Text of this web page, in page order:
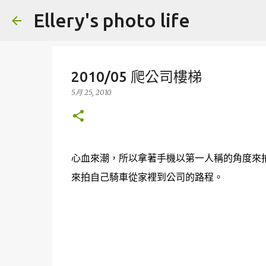
Ellery's photo life
2010/05 爬公司樓梯
5月 25, 2010
心血來潮，所以拿著手機以第一人稱的角度
來拍自己騎車從家裡到公司的路程。